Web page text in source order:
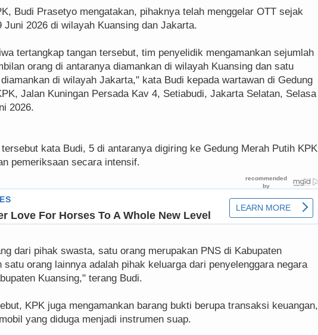
Budi Prasetyo mengatakan, pihaknya telah menggelar OTT sejak
Juni 2026 di wilayah Kuansing dan Jakarta.
tertangkap tangan tersebut, tim penyelidik mengamankan sejumlah
orang di antaranya diamankan di wilayah Kuansing dan satu
di wilayah Jakarta," kata Budi kepada wartawan di Gedung
Jalan Kuningan Persada Kav 4, Setiabudi, Jakarta Selatan, Selasa
2026.
kata Budi, 5 di antaranya digiring ke Gedung Merah Putih KPK
pemeriksaan secara intensif.
dari pihak swasta, satu orang merupakan PNS di Kabupaten
satu orang lainnya adalah pihak keluarga dari penyelenggara negara
Kuansing," terang Budi.
KPK juga mengamankan barang bukti berupa transaksi keuangan,
yang diduga menjadi instrumen suap.